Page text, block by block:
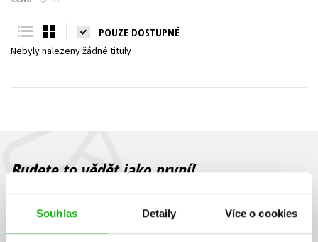
Souhlas Detaily Více o cookies
Young adult (SK)
Všechny tituly
POUZE DOSTUPNÉ
Nebyly nalezeny žádné tituly
Budete to vědět jako první!
Zajímá Vás, jaký knižní hit právě vychází, na jaké zboží je výhodná
sleva, jaká běží soutěž o ceny? Přihlášením k odběru našich e-
souhlasíte se zpracováním osobních údajů